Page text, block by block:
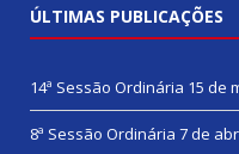
ÚLTIMAS PUBLICAÇÕES
14ª Sessão Ordinária 15 de
8ª Sessão Ordinária 7 de